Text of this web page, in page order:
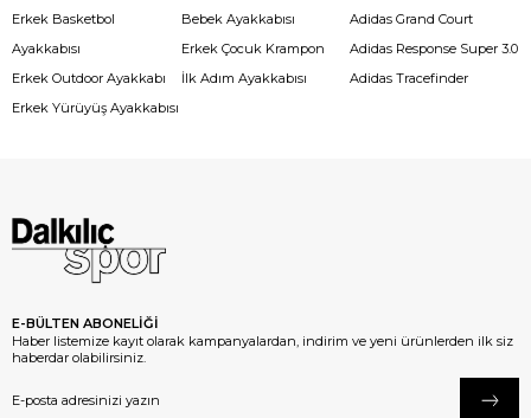
Erkek Basketbol
Ayakkabısı
Erkek Outdoor Ayakkabı
Erkek Yürüyüş Ayakkabısı
Bebek Ayakkabısı
Erkek Çocuk Krampon
İlk Adım Ayakkabısı
Adidas Grand Court
Adidas Response Super 3.0
Adidas Tracefinder
E-BÜLTEN ABONELİĞİ
Haber listemize kayıt olarak kampanyalardan, indirim ve yeni ürünlerden ilk siz
haberdar olabilirsiniz.